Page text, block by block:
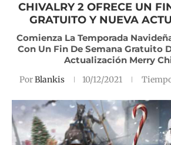
CHIVALRY 2 OFRECE UN
GRATUITO Y NUEVA
Comienza La Temporada
Con Un Fin De Semana Gratuito
Actualización Merry
PorBlankis 10/12/2021